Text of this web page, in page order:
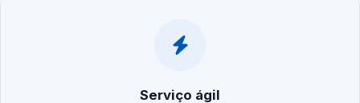
Serviço ágil